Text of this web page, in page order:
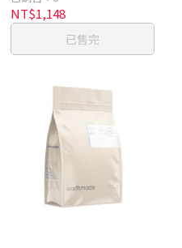
NT$1,148
已售完